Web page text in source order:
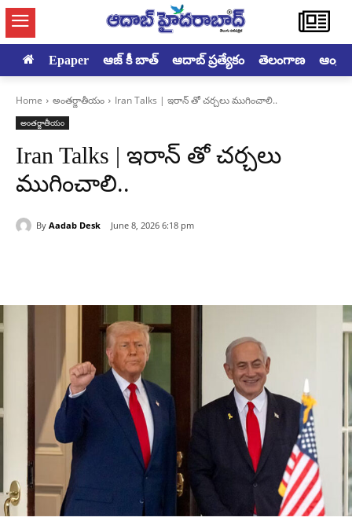
Epaper ఆజ్ కీ బాత్ ఆదాబ్ ప్రత్యేకం తెలంగాణ
Home అంతర్జాతీయం Iran Talks | ఇరాన్ తో చర్చలు ముగించాలి..
అంతర్జాతీయం
Iran Talks | ఇరాన్ తో చర్చలు
ముగించాలి..
By Aadab Desk June 8, 2026 6:18 pm